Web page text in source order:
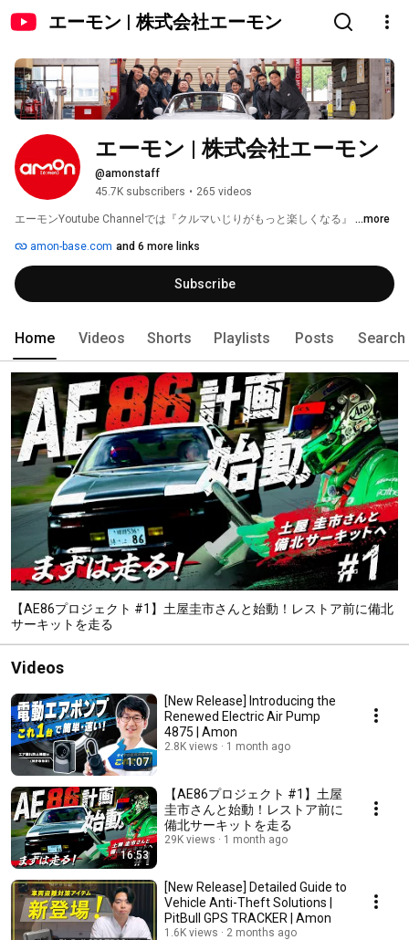
エーモン | 株式会社エーモン
エーモン | 株式会社エーモン
@amonstaff
45.7K subscribers • 265 videos
エーモンYoutube Channelでは『クルマいじりがもっと楽しくなる』 ...more
amon-base.com and 6 more links
Subscribe
Home Videos Shorts Playlists Posts Search
【AE86プロジェクト #1】土屋圭市さんと始動！レストア前に備北
サーキットを走る
Videos
1:07
[New Release] Introducing the
Renewed Electric Air Pump
4875 | Amon
2.8K views 1 month ago
16:53
【AE86プロジェクト #1】土屋
圭市さんと始動！レストア前に
備北サーキットを走る
29K views 1 month ago
[New Release] Detailed Guide to
Vehicle Anti-Theft Solutions |
PitBull GPS TRACKER | Amon
1.6K views 2 months ago